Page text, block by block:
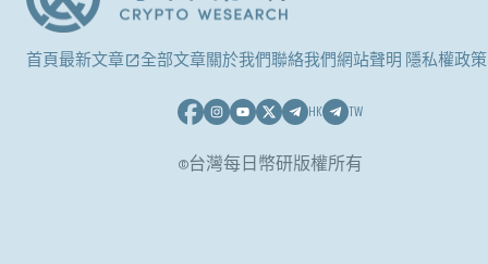
首頁最新文章 全部文章關於我們聯絡我們網站聲明 隱私權政策
HK TW
©台灣每日幣研版權所有